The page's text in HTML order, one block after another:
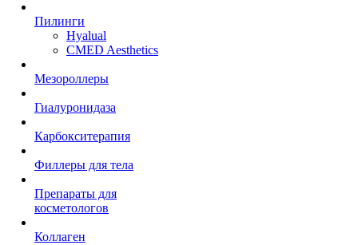
Пилинги
Hyalual
CMED Aesthetics
Мезороллеры
Гиалуронидаза
Карбокситерапия
Филлеры для тела
Препараты для
косметологов
Коллаген